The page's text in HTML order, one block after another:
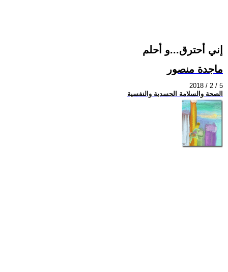
إني أحترق...و أحلم
ماجدة منصور
2018 / 2 / 5
الصحة والسلامة الجسدية والنفسية